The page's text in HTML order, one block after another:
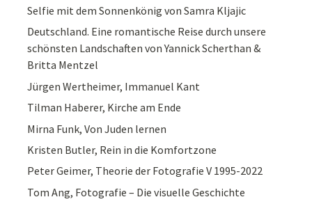
Selfie mit dem Sonnenkönig von Samra Kljajic
Deutschland. Eine romantische Reise durch unsere
schönsten Landschaften von Yannick Scherthan &
Britta Mentzel
Jürgen Wertheimer, Immanuel Kant
Tilman Haberer, Kirche am Ende
Mirna Funk, Von Juden lernen
Kristen Butler, Rein in die Komfortzone
Peter Geimer, Theorie der Fotografie V 1995-2022
Tom Ang, Fotografie – Die visuelle Geschichte